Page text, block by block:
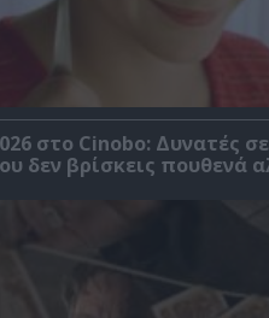
στο Cinobo: Δυνατές
δεν βρίσκεις πουθενά